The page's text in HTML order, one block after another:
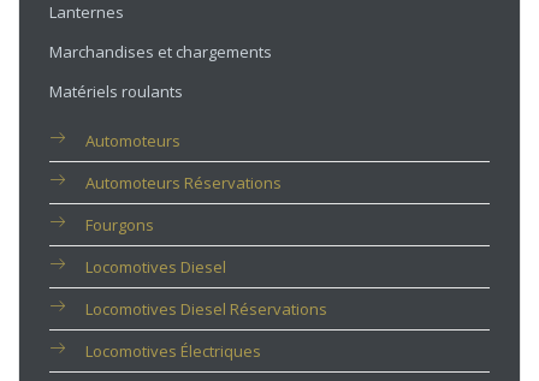
Lanternes
Marchandises et chargements
Matériels roulants
Automoteurs
Automoteurs Réservations
Fourgons
Locomotives Diesel
Locomotives Diesel Réservations
Locomotives Électriques